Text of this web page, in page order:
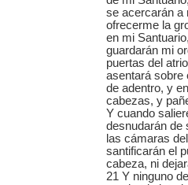
se acercarán a
ofrecerme la
en mi
guardarán mi
puertas del
asentará sobre
de adentro, y
cabezas, y
Y cuando
desnudarán de
las cámaras
santificarán el
cabeza, ni
21 Y ninguno